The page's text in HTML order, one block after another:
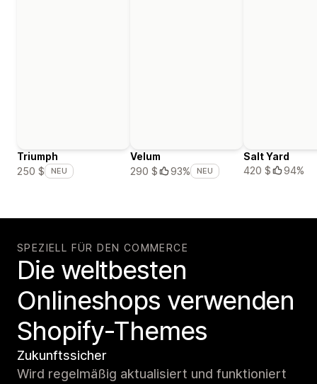
Triumph
250 $
NEU
Velum
290 $
93% NEU
Salt Yard
420 $
94%
SPEZIELL FÜR DEN COMMERCE
Die weltbesten
Onlineshops verwenden
Shopify-Themes
Zukunftssicher
Wird regelmäßig aktualisiert und funktioniert